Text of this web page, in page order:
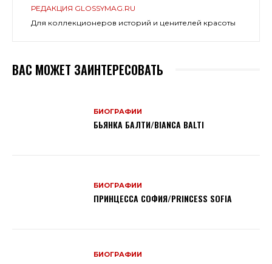
РЕДАКЦИЯ GLOSSYMAG.RU
Для коллекционеров историй и ценителей красоты
ВАС МОЖЕТ ЗАИНТЕРЕСОВАТЬ
БИОГРАФИИ
БЬЯНКА БАЛТИ/BIANCA BALTI
БИОГРАФИИ
ПРИНЦЕССА СОФИЯ/PRINCESS SOFIA
БИОГРАФИИ